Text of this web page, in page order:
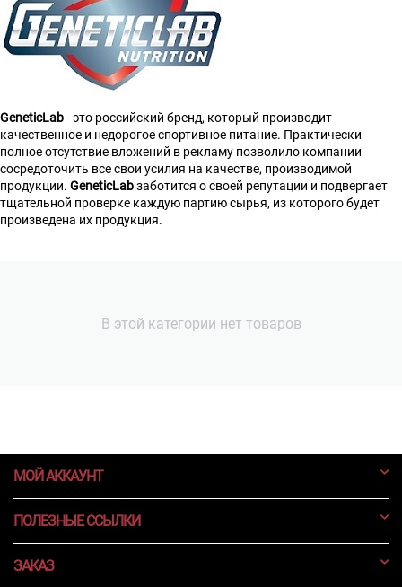
GeneticLab- это российский бренд, который производит
качественное и недорогое спортивное питание. Практически
полное отсутствие вложений в рекламу позволило компании
сосредоточить все свои усилия на качестве, производимой
продукции. GeneticLabзаботится о своей репутации и подвергает
тщательной проверке каждую партию сырья, из которого будет
произведена их продукция.
В этой категории нет товаров
МОЙ АККАУНТ
ПОЛЕЗНЫЕ ССЫЛКИ
ЗАКАЗ